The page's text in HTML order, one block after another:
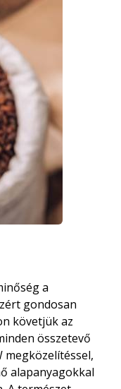
a
gondosan
követjük az
összetevő
megközelítéssel,
alapanyagokkal